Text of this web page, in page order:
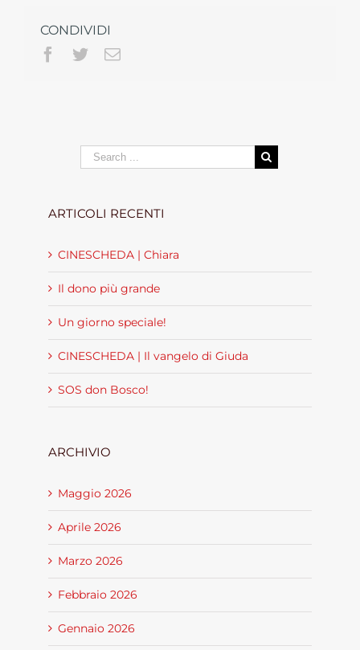
CONDIVIDI
Facebook
TwitterEmail
Search
for:
ARTICOLI RECENTI
CINESCHEDA | Chiara
Il dono più grande
Un giorno speciale!
CINESCHEDA | Il vangelo di Giuda
SOS don Bosco!
ARCHIVIO
Maggio 2026
Aprile 2026
Marzo 2026
Febbraio 2026
Gennaio 2026